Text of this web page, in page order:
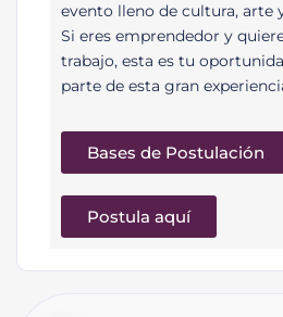
evento lleno de cultura, arte
Si eres emprendedor y
trabajo, esta es tu
parte de esta gran
Bases de Postulación
Postula aquí